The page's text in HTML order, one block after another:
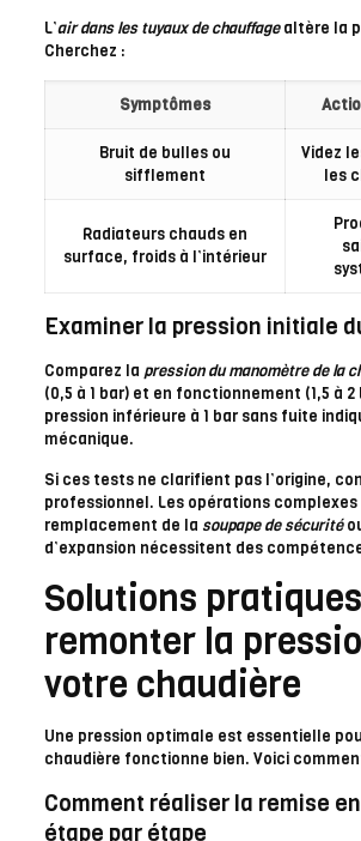
L’air dans les tuyaux de chauffagealtère la
Cherchez :
Symptômes
Bruit de bulles ou
sifflement
Videz
les
Radiateurs chauds en
surface, froids à l’intérieur
Examiner la pression initiale
Comparez la pression du manomètre de la
(0,5 à 1 bar) et en fonctionnement (1,5 à 2
pression inférieure à 1 bar sans fuite
mécanique.
Si ces tests ne clarifient pas l’origine,
professionnel. Les opérations complexes
remplacement de la soupape de sécurité
d’expansion nécessitent des
Solutions
remonter la
votre chaudière
Une pression optimale est essentielle
chaudière fonctionne bien. Voici
Comment réaliser la remise
étape par étape